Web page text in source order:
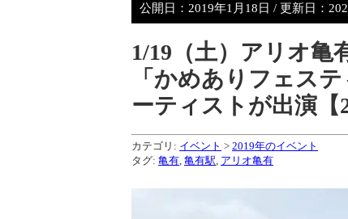
公開日： 2019年1月18日 / 更新日：
1/19（土）アリオ亀
「かめありフェス
ーティストが出演【
カテゴリ: イベント > 2019年のイベント
タグ: 亀有 亀有駅 アリオ亀有